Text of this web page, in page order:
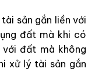
sản gắn liền với
đất mà khi có
với đất mà không
xử lý tài sản gắn